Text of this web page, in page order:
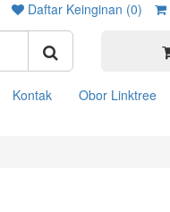
Daftar Keinginan (0)
Kontak Obor Linktree